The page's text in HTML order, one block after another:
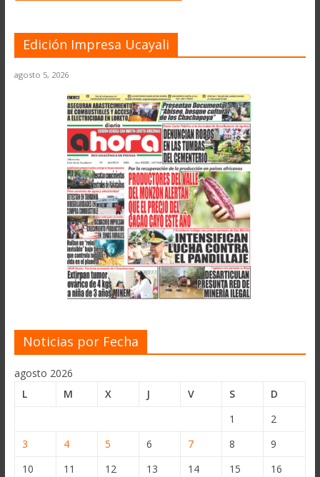
Edición Impresa Ucayali
agosto 5, 2026
Noticias por Fecha
agosto 2026
L
M X J V S
D
1
2
3
4 5 6 7 8
9
10
11 12 13 14 15
16